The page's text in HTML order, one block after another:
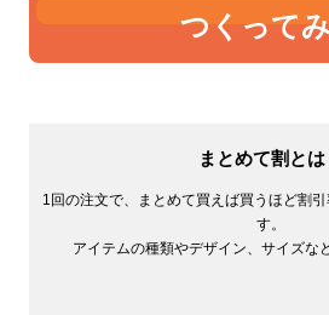
つくって
まとめて割とは
1回の注文で、まとめて買えば買うほど割
す。
アイテムの種類やデザイン、サイズな